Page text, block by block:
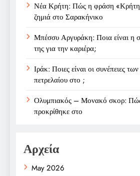
Νέα Κρήτη: Πώς η φράση
ζημιά στο Σαρακήνικο
Μπέσσυ Αργυράκη: Ποια είναι η
της για την καριέρα;
Ιράκ: Ποιες είναι οι συνέπειες
πετρελαίου στο ;
Ολυμπιακός – Μονακό σκορ:
προκρίθηκε στο
Αρχεία
May 2026